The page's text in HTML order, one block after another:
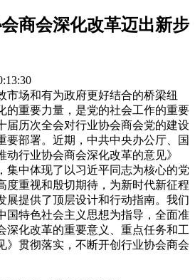
商会深化改革迈出新步
市场和有为政府更好结合的桥梁纽
的重要力量，是党的社会工作的重要
届历次全会对行业协会商会党的建设
要部署。近期，中共中央办公厅、国
行业协会商会深化改革的意见》
集中体现了以习近平同志为核心的党
度重视和殷切期待，为新时代新征程
展提供了顶层设计和行动指南。我们
国特色社会主义思想为指导，全面准
深化改革的重要意义、重点任务和工
》贯彻落实，不断开创行业协会商会